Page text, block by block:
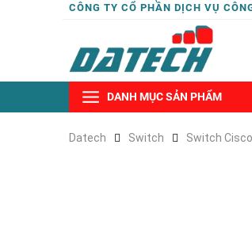
CÔNG TY CỔ PHẦN DỊCH VỤ
DANH MỤC SẢN PHẨM
Datech Switch Switch Cisco